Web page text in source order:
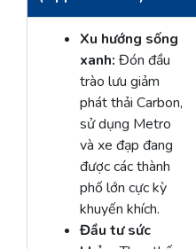
Xu hướng sống
xanh: Đón đầu
trào lưu giảm
phát thải Carbon,
sử dụng Metro
và xe đạp đang
được các thành
phố lớn cực kỳ
khuyến khích.
Đầu tư sức